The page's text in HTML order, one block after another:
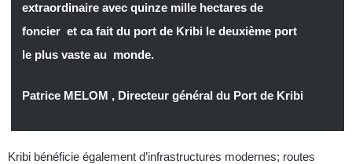
extraordinaire avec quinze mille hectares de
foncier et ca fait du port de Kribi le deuxième port
le plus vaste au monde.
Patrice MELOM , Directeur général du Port de Kribi
Kribi bénéficie également d’infrastructures modernes; routes